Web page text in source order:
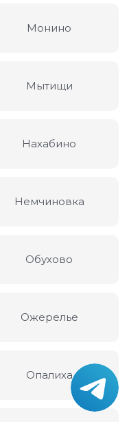
Монино
Мытищи
Нахабино
Немчиновка
Обухово
Ожерелье
Опалиха